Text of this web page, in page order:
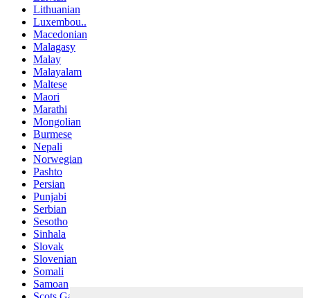
Lithuanian
Luxembou..
Macedonian
Malagasy
Malay
Malayalam
Maltese
Maori
Marathi
Mongolian
Burmese
Nepali
Norwegian
Pashto
Persian
Punjabi
Serbian
Sesotho
Sinhala
Slovak
Slovenian
Somali
Samoan